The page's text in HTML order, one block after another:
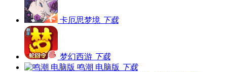
卡厄思梦境 下载
梦幻西游 下载
鸣潮 电脑版 下载